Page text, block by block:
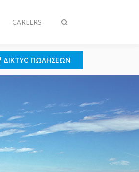
Εναλλαγή
CAREERS
ΔΊΚΤΥΟ ΠΩΛΉΣΕΩΝ